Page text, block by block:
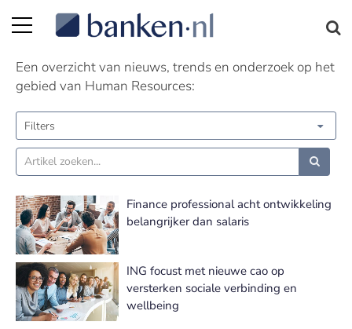
Human Resources nieuws | Pagina 6
Een overzicht van nieuws, trends en onderzoek op het
gebied van Human Resources:
Filters
Finance professional acht ontwikkeling
belangrijker dan salaris
ING focust met nieuwe cao op
versterken sociale verbinding en
wellbeing